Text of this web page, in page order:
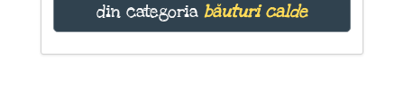
din categoria băuturi calde